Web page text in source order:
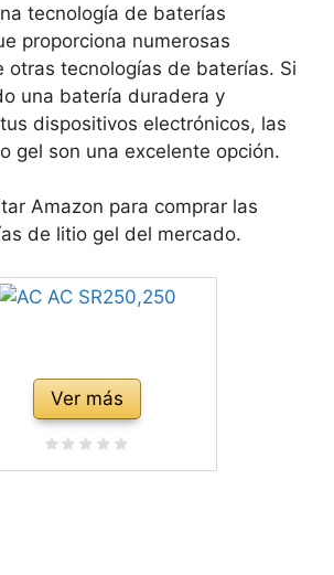
tecnología de baterías
proporciona numerosas
otras tecnologías de baterías. Si
una batería duradera y
dispositivos electrónicos, las
gel son una excelente opción.
Amazon para comprar las
de litio gel del mercado.
Ver más